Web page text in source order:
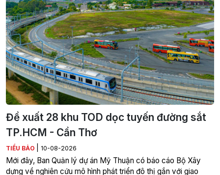
Đề xuất 28 khu TOD dọc tuyến đường sắt
TP.HCM - Cần Thơ
TIỂU BẢO 10-08-2026
Mới đây, Ban Quản lý dự án Mỹ Thuận có báo cáo Bộ Xây
dựng về nghiên cứu mô hình phát triển đô thị gắn với giao